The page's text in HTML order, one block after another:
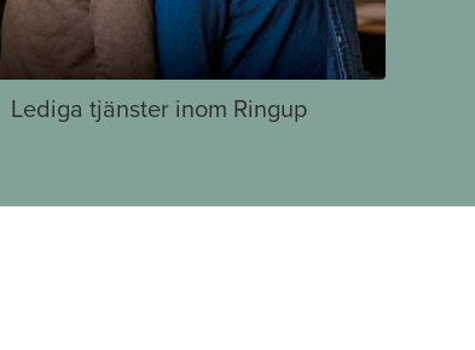
Lediga tjänster inom Ringup